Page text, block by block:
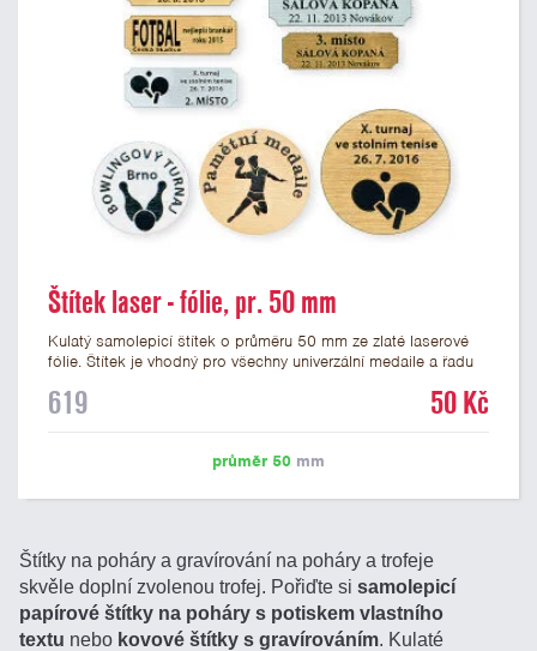
Štítek laser - fólie, pr. 50 mm
Kulatý samolepicí štítek o průměru 50 mm ze zlaté laserové
fólie. Štítek je vhodný pro všechny univerzální medaile a řadu
mm. Na štítek je možné laserem vypálit logo nebo text dle
619 50 Kč
průměr 50 mm
Štítky na poháry a gravírování na poháry a trofeje
skvěle doplní zvolenou trofej. Pořiďte sisamolepicí
papírové štítky na poháry s potiskem vlastního
textu nebo kovové štítky s gravírováním. Kulaté